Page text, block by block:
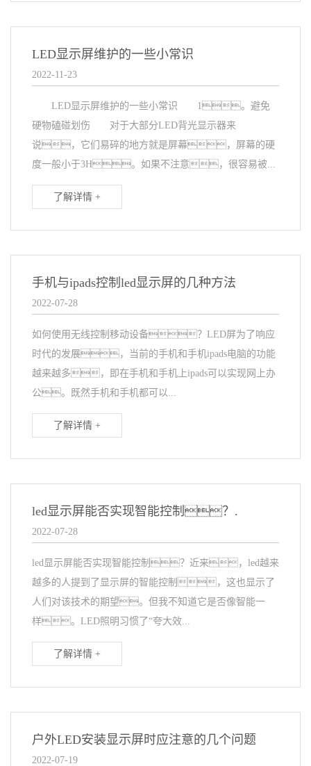
LED显示屏维护的一些小常识
2022-11-23
LED显示屏维护的一些小常识 1。避免
硬物磕碰划伤 对于大部分LED背光显示器来
说，它们易碎的地方就是屏幕，屏幕的硬
度一般小于3H。如果不注意，很容易被...
了解详情 +
手机与ipads控制led显示屏的几种方法
2022-07-28
如何使用无线控制移动设备？LED屏为了响应
时代的发展，当前的手机和手机ipads电脑的功能
越来越多，即在手机和手机上ipads可以实现网上办
公。既然手机和手机都可以...
了解详情 +
led显示屏能否实现智能控制？.
2022-07-28
led显示屏能否实现智能控制？近来，led越来
越多的人提到了显示屏的智能控制，这也显示了
人们对该技术的期望。但我不知道它是否像智能一
样。LED照明习惯了“夸大效...
了解详情 +
户外LED安装显示屏时应注意的几个问题
2022-07-19